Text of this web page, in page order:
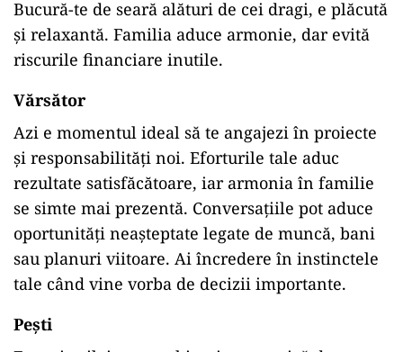
Bucură-te de seară alături de cei dragi, e plăcută
și relaxantă. Familia aduce armonie, dar evită
riscurile financiare inutile.
Vărsător
Azi e momentul ideal să te angajezi în proiecte
și responsabilități noi. Eforturile tale aduc
rezultate satisfăcătoare, iar armonia în familie
se simte mai prezentă. Conversațiile pot aduce
oportunități neașteptate legate de muncă, bani
sau planuri viitoare. Ai încredere în instinctele
tale când vine vorba de decizii importante.
Pești